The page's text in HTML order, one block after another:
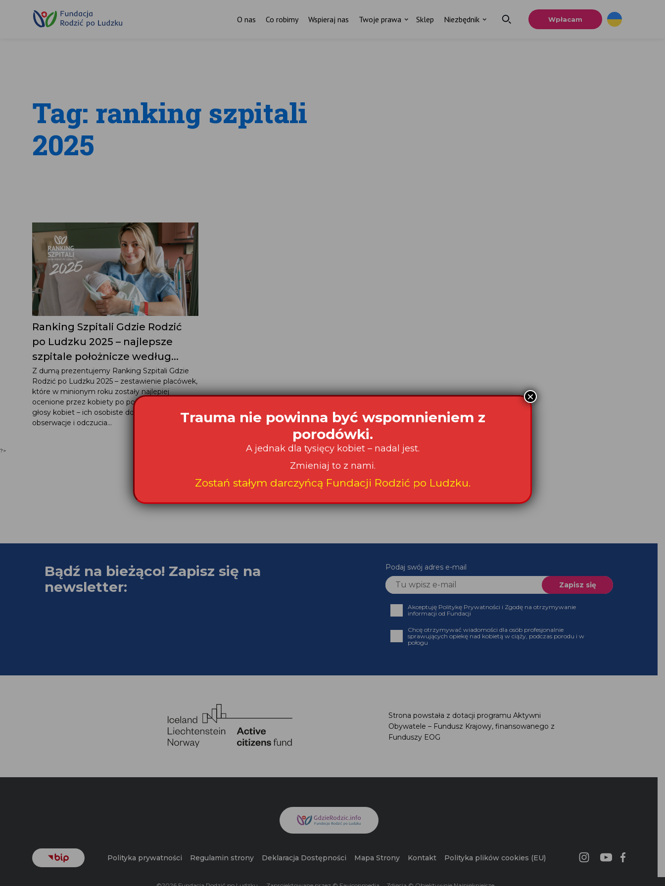
O nas Co robimy Wspieraj nas Twoje prawa Sklep Niezbędnik Wpłacam
Tag: ranking szpitali
2025
Ranking Szpitali Gdzie Rodzić
po Ludzku 2025 – najlepsze
szpitale położnicze według...
Z dumą prezentujemy Ranking Szpitali Gdzie
Rodzić po Ludzku 2025 – zestawienie placówek,
które w minionym roku zostały najlepiej
ocenione przez kobiety po porodzie. To właśnie
głosy kobiet – ich osobiste doświadczenia,
obserwacje i odczucia...
?>
Bądź na bieżąco! Zapisz się na
newsletter:
Podaj swój adres e-mail
Akceptuję Politykę Prywatności i Zgodę na otrzymywanie
informacji od Fundacji
Chcę otrzymywać wiadomości dla osób profesjonalnie
sprawujących opiekę nad kobietą w ciąży, podczas porodu i w
połogu
Strona powstała z dotacji programu Aktywni
Obywatele – Fundusz Krajowy, finansowanego z
Funduszy EOG
Polityka prywatności Regulamin strony Deklaracja Dostępności Mapa Strony Kontakt Polityka plików cookies (EU)
Trauma nie powinna być wspomnieniem z
porodówki.
A jednak dla tysięcy kobiet – nadal jest.
Zmieniaj to z nami.
Zostań stałym darczyńcą Fundacji Rodzić po Ludzku.
×